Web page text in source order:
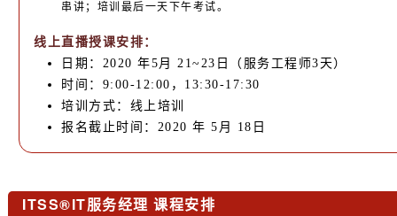
串讲；培训最后一天下午考试。
线上直播授课安排：
日期：2020 年5月 21~23日（服务工程师3天）
时间：9:00-12:00，13:30-17:30
培训方式：线上培训
报名截止时间：2020 年 5月 18日
ITSS®IT服务经理 课程安排